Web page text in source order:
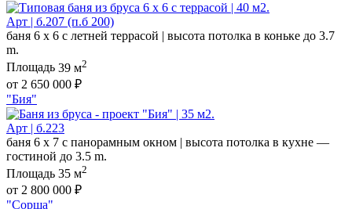
Арт | б.207 (п.б 200)
баня 6 х 6 с летней террасой | высота потолка в коньке до 3.7
m.
Площадь 39 м2
от 2 650 000 ₽
"Бия"
Арт | б.223
баня 6 х 7 с панорамным окном | высота потолка в кухне —
гостиной до 3.5 m.
Площадь 35 м2
от 2 800 000 ₽
"Сорша"